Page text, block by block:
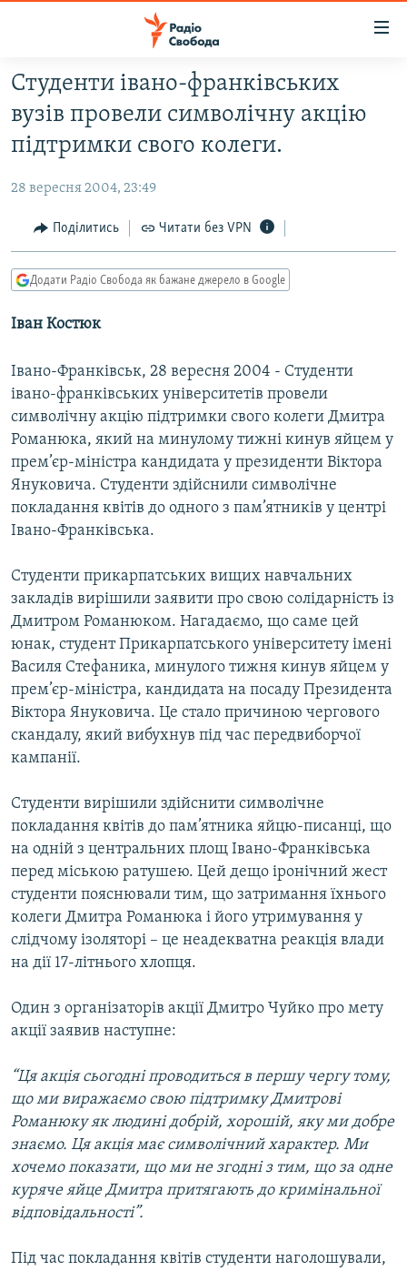
Перейти
до
основного
матеріалу
Перейти
до
навігації
Перейти
до
РАДІО СВОБОДА – 70 РОКІВ
ВСЕ ЗА ДОБУ
СТАТТІ
ПОЛІТИКА
ЕКОНОМІКА
КУЛЬТУРА
СПОРТ
СВІТ
ВІЙНА
РОСІЙСЬКА «ФІЛЬТРАЦІЯ»
КРИМ.РЕАЛІЇ
ТИ ЯК?
КИТАЙ.ВИКЛИКИ
МУЛЬТИМЕДІА
ФОТО
СПЕЦПРОЄКТИ
ПОДКАСТИ
КРИМ РЕАЛІЇ
РУС
УКР
КТАТ
ДОЛУЧАЙСЯ!
Усі сайти RFE/RL
Студенти івано-франківських
вузів провели символічну акцію
підтримки свого колеги.
28 вересня 2004, 23:49
Поділитись Читати без VPN
Додати Радіо Свобода як бажане джерело в Google
Іван Костюк
Івано-Франківськ, 28 вересня 2004 - Студенти
івано-франківських університетів провели
символічну акцію підтримки свого колеги Дмитра
Романюка, який на минулому тижні кинув яйцем у
прем’єр-міністра кандидата у президенти Віктора
Януковича. Студенти здійснили символічне
покладання квітів до одного з пам’ятників у центрі
Івано-Франківська.
Студенти прикарпатських вищих навчальних
закладів вирішили заявити про свою солідарність із
Дмитром Романюком. Нагадаємо, що саме цей
юнак, студент Прикарпатського університету імені
Василя Стефаника, минулого тижня кинув яйцем у
прем’єр-міністра, кандидата на посаду Президента
Віктора Януковича. Це стало причиною чергового
скандалу, який вибухнув під час передвиборчої
кампанії.
Студенти вирішили здійснити символічне
покладання квітів до пам’ятника яйцю-писанці, що
на одній з центральних площ Івано-Франківська
перед міською ратушею. Цей дещо іронічний жест
студенти пояснювали тим, що затримання їхнього
колеги Дмитра Романюка і його утримування у
слідчому ізоляторі – це неадекватна реакція влади
на дії 17-літнього хлопця.
Один з організаторів акції Дмитро Чуйко про мету
акції заявив наступне:
“Ця акція сьогодні проводиться в першу чергу тому,
що ми виражаємо свою підтримку Дмитрові
Романюку як людині добрій, хорошій, яку ми добре
знаємо. Ця акція має символічний характер. Ми
хочемо показати, що ми не згодні з тим, що за одне
куряче яйце Дмитра притягають до кримінальної
відповідальності”.
Під час покладання квітів студенти наголошували,